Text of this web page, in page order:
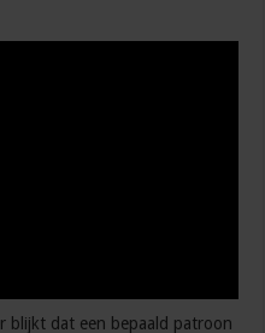
blijkt dat een bepaald patroon